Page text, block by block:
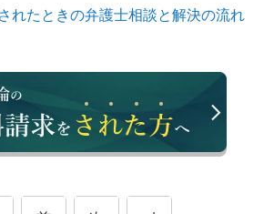
れたときの弁護士相談と解決の流れ